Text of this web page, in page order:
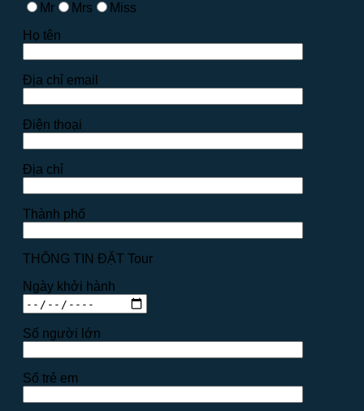
Mr Mrs
Miss
Họ tên
Địa chỉ email
Điện thoại
Địa chỉ
Thành phố
THÔNG TIN ĐẶT Tour
Ngày khởi hành
Số người lớn
Số trẻ em